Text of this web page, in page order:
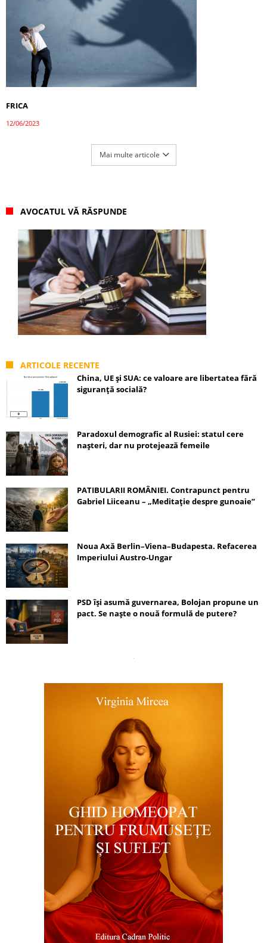
FRICA
12/06/2023
Mai multe articole
AVOCATUL VĂ RĂSPUNDE
ARTICOLE RECENTE
China, UE și SUA: ce valoare are libertatea fără
siguranță socială?
Paradoxul demografic al Rusiei: statul cere
nașteri, dar nu protejează femeile
PATIBULARII ROMÂNIEI. Contrapunct pentru
Gabriel Liiceanu – „Meditație despre gunoaie”
Noua Axă Berlin–Viena–Budapesta. Refacerea
Imperiului Austro-Ungar
PSD își asumă guvernarea, Bolojan propune un
pact. Se naște o nouă formulă de putere?